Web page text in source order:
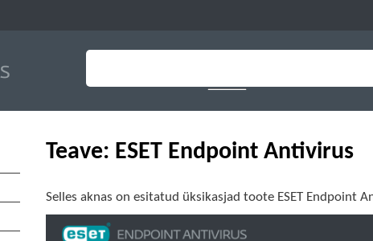
Teave: ESET Endpoint Antivirus
Selles aknas on esitatud üksikasjad toote ESET Endpoint